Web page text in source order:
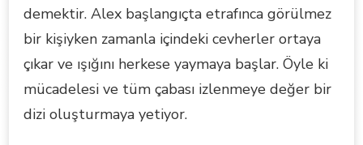
demektir. Alex başlangıçta etrafınca görülmez
bir kişiyken zamanla içindeki cevherler ortaya
çıkar ve ışığını herkese yaymaya başlar. Öyle ki
mücadelesi ve tüm çabası izlenmeye değer bir
dizi oluşturmaya yetiyor.